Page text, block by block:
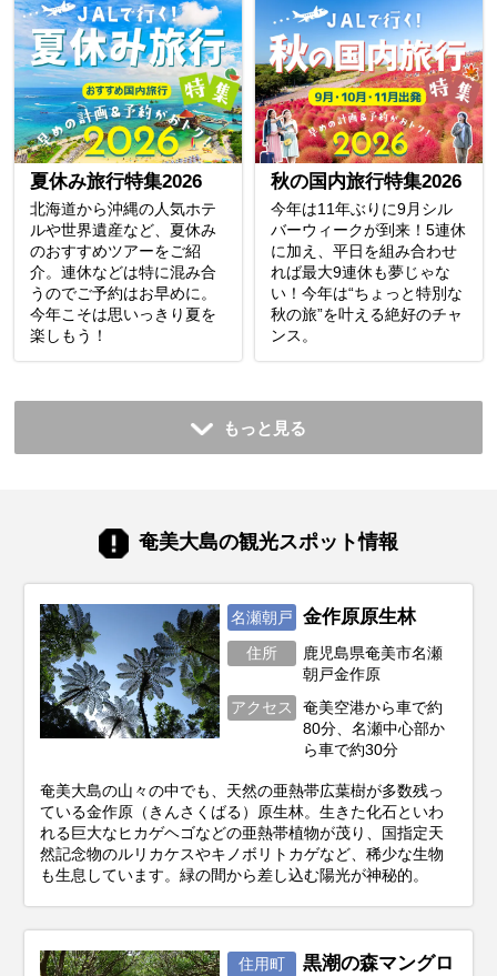
夏休み旅行特集2026
北海道から沖縄の人気ホテ
ルや世界遺産など、夏休み
のおすすめツアーをご紹
介。連休などは特に混み合
うのでご予約はお早めに。
今年こそは思いっきり夏を
楽しもう！
秋の国内旅行特集2026
今年は11年ぶりに9月シル
バーウィークが到来！5連休
に加え、平日を組み合わせ
れば最大9連休も夢じゃな
い！今年は“ちょっと特別な
秋の旅”を叶える絶好のチャ
ンス。
もっと見る
奄美大島の観光スポット情報
名瀬朝戸 金作原原生林
住所
鹿児島県奄美市名瀬
朝戸金作原
アクセス
奄美空港から車で約
80分、名瀬中心部か
ら車で約30分
奄美大島の山々の中でも、天然の亜熱帯広葉樹が多数残っ
ている金作原（きんさくばる）原生林。生きた化石といわ
れる巨大なヒカゲヘゴなどの亜熱帯植物が茂り、国指定天
然記念物のルリカケスやキノボリトカゲなど、稀少な生物
も生息しています。緑の間から差し込む陽光が神秘的。
住用町
黒潮の森マングロ